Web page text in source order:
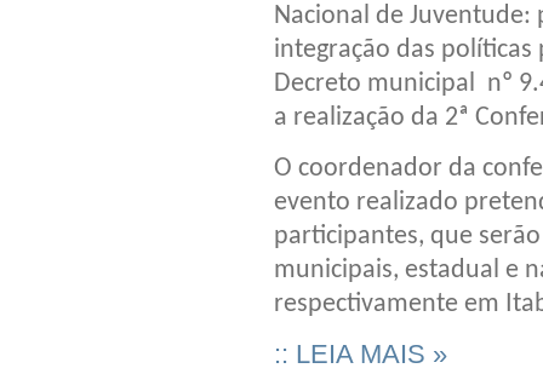
Nacional de
integração das
Decreto municipal nº
a realização da 2ª
O coordenador da
evento realizado
participantes, que
municipais, estadual e
respectivamente em
:: LEIA MAIS »